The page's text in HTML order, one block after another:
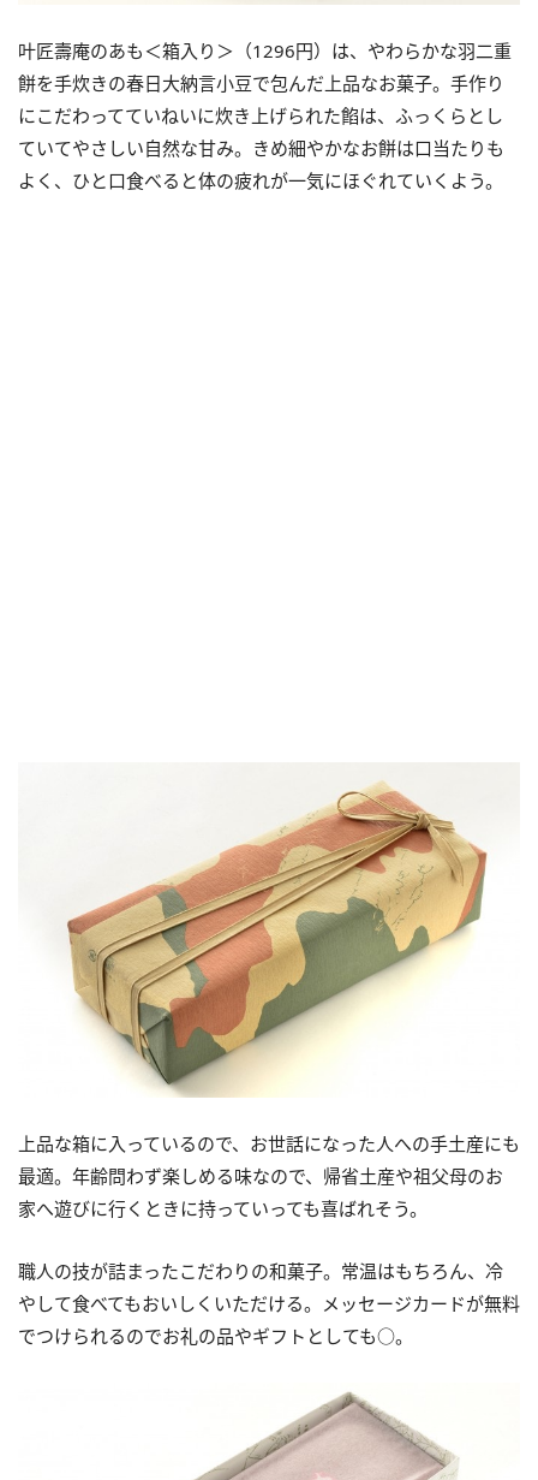
叶匠壽庵のあも＜箱入り＞（1296円）は、やわらかな羽二重
餅を手炊きの春日大納言小豆で包んだ上品なお菓子。手作り
にこだわってていねいに炊き上げられた餡は、ふっくらとし
ていてやさしい自然な甘み。きめ細やかなお餅は口当たりも
よく、ひと口食べると体の疲れが一気にほぐれていくよう。
上品な箱に入っているので、お世話になった人への手土産にも
最適。年齢問わず楽しめる味なので、帰省土産や祖父母のお
家へ遊びに行くときに持っていっても喜ばれそう。
職人の技が詰まったこだわりの和菓子。常温はもちろん、冷
やして食べてもおいしくいただける。メッセージカードが無料
でつけられるのでお礼の品やギフトとしても○。